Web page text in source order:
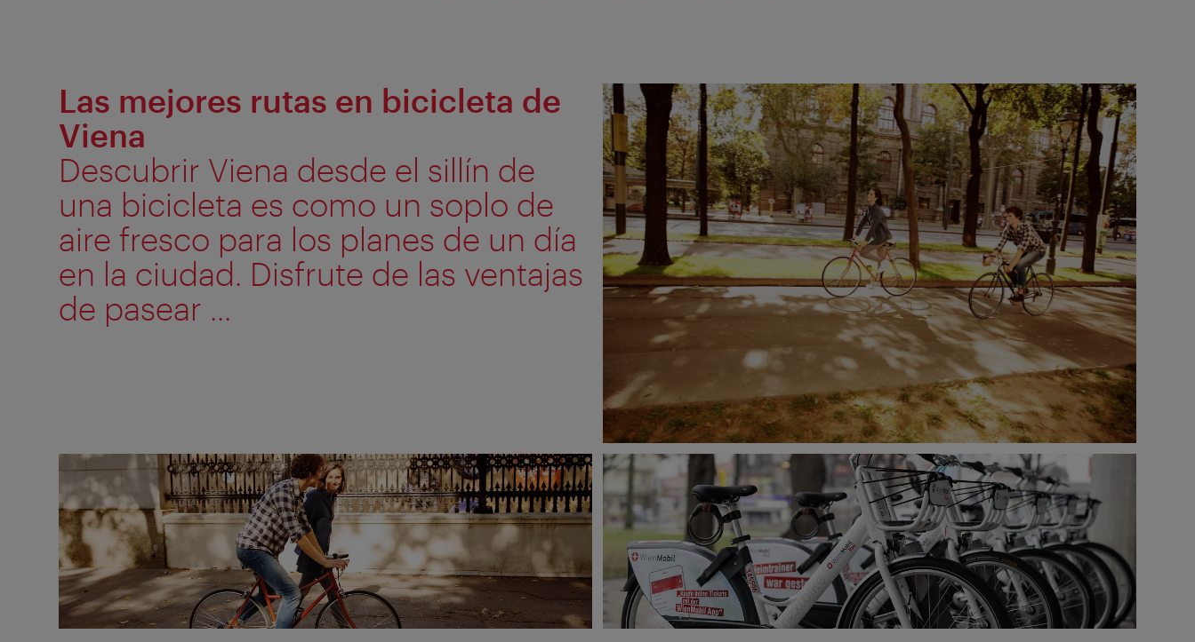
Las mejores rutas en bicicleta de
Viena
Descubrir Viena desde el sillín de
una bicicleta es como un soplo de
aire fresco para los planes de un día
en la ciudad. Disfrute de las ventajas
de pasear ...